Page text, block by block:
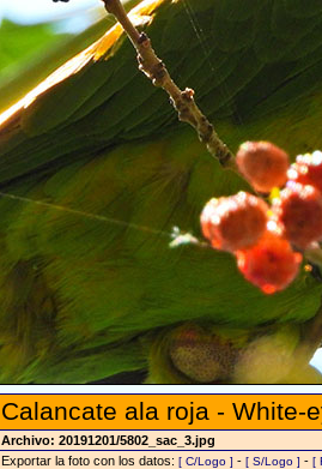
Calancate ala roja - White-
Archivo: 20191201/5802_sac_3.jpg
Exportar la foto con los datos: [ C/Logo ] - [ S/Logo ] - [